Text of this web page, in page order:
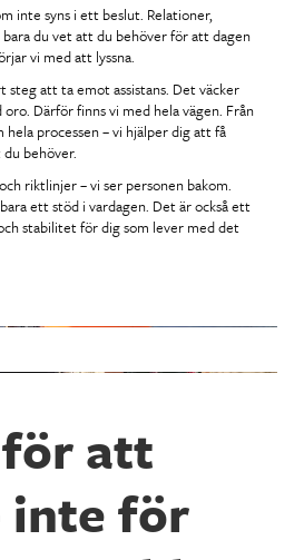
inte syns i ett beslut. Relationer,
du vet att du behöver för att dagen
vi med att lyssna.
att ta emot assistans. Det väcker
Därför finns vi med hela vägen. Från
processen – vi hjälper dig att få
behöver.
riktlinjer – vi ser personen bakom.
ett stöd i vardagen. Det är också ett
stabilitet för dig som lever med det
att
inte för